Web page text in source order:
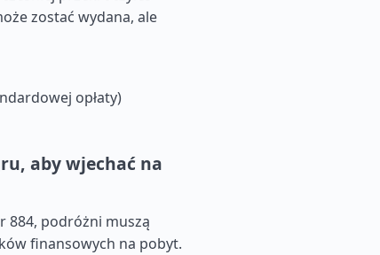
zostać wydana, ale
opłaty)
aby wjechać na
884, podróżni muszą
finansowych na pobyt.